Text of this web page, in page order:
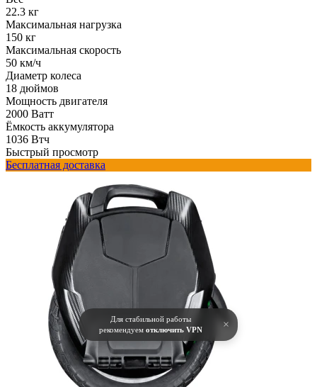
Для стабильной работы
рекомендуем отключить VPN ×
22.3 кг
Максимальная нагрузка
150 кг
Максимальная скорость
50 км/ч
Диаметр колеса
18 дюймов
Мощность двигателя
2000 Ватт
Ёмкость аккумулятора
1036 Втч
Быстрый просмотр
Бесплатная доставка